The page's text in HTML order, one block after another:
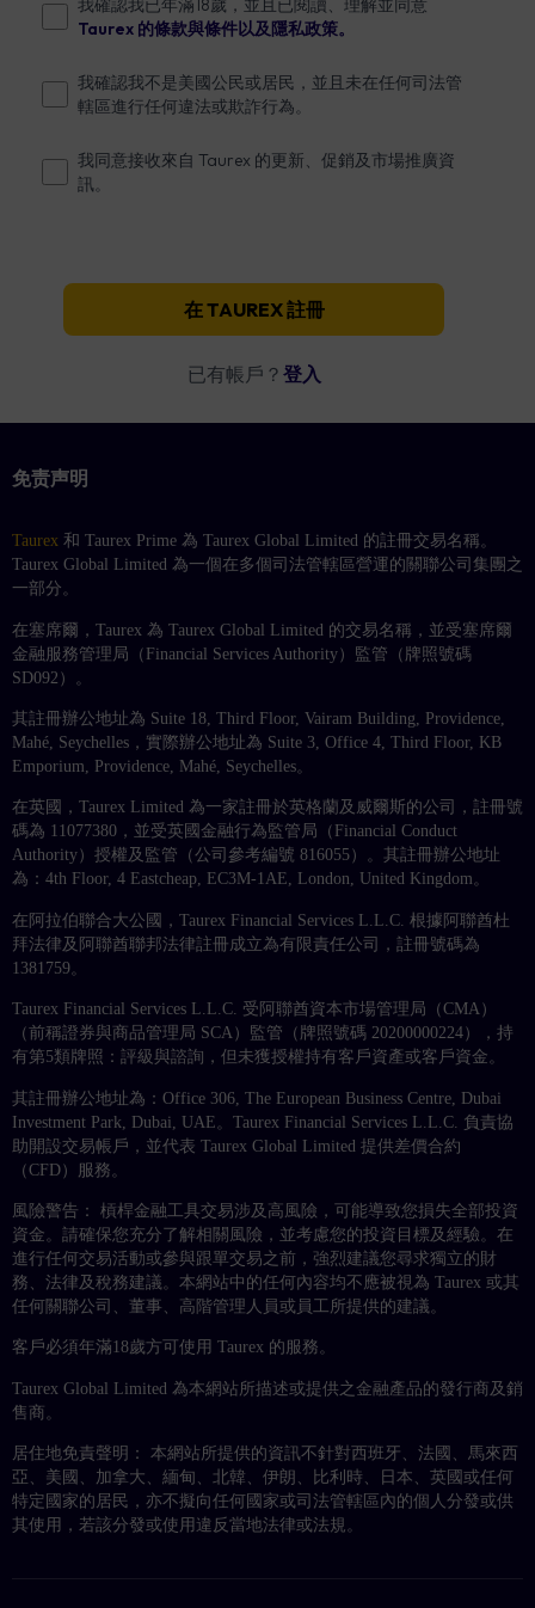
我確認我已年滿18歲，並且已閱讀、理解並同意
Taurex 的條款與條件以及隱私政策。
我確認我不是美國公民或居民，並且未在任何司法管
轄區進行任何違法或欺詐行為。
我同意接收來自 Taurex 的更新、促銷及市場推廣資
訊。
在 TAUREX 註冊
已有帳戶？ 登入
免责声明
Taurex 和 Taurex Prime 為 Taurex Global Limited 的註冊交易名稱。
Taurex Global Limited 為一個在多個司法管轄區營運的關聯公司集團之
一部分。
在塞席爾，Taurex 為 Taurex Global Limited 的交易名稱，並受塞席爾
金融服務管理局（Financial Services Authority）監管（牌照號碼
SD092）。
其註冊辦公地址為 Suite 18, Third Floor, Vairam Building, Providence,
Mahé, Seychelles，實際辦公地址為 Suite 3, Office 4, Third Floor, KB
Emporium, Providence, Mahé, Seychelles。
在英國，Taurex Limited 為一家註冊於英格蘭及威爾斯的公司，註冊號
碼為 11077380，並受英國金融行為監管局（Financial Conduct
Authority）授權及監管（公司參考編號 816055）。其註冊辦公地址
為：4th Floor, 4 Eastcheap, EC3M-1AE, London, United Kingdom。
在阿拉伯聯合大公國，Taurex Financial Services L.L.C. 根據阿聯酋杜
拜法律及阿聯酋聯邦法律註冊成立為有限責任公司，註冊號碼為
1381759。
Taurex Financial Services L.L.C. 受阿聯酋資本市場管理局（CMA）
（前稱證券與商品管理局 SCA）監管（牌照號碼 20200000224），持
有第5類牌照：評級與諮詢，但未獲授權持有客戶資產或客戶資金。
其註冊辦公地址為：Office 306, The European Business Centre, Dubai
Investment Park, Dubai, UAE。Taurex Financial Services L.L.C. 負責協
助開設交易帳戶，並代表 Taurex Global Limited 提供差價合約
（CFD）服務。
風險警告： 槓桿金融工具交易涉及高風險，可能導致您損失全部投資
資金。請確保您充分了解相關風險，並考慮您的投資目標及經驗。在
進行任何交易活動或參與跟單交易之前，強烈建議您尋求獨立的財
務、法律及稅務建議。本網站中的任何內容均不應被視為 Taurex 或其
任何關聯公司、董事、高階管理人員或員工所提供的建議。
客戶必須年滿18歲方可使用 Taurex 的服務。
Taurex Global Limited 為本網站所描述或提供之金融產品的發行商及銷
售商。
居住地免責聲明： 本網站所提供的資訊不針對西班牙、法國、馬來西
亞、美國、加拿大、緬甸、北韓、伊朗、比利時、日本、英國或任何
特定國家的居民，亦不擬向任何國家或司法管轄區內的個人分發或供
其使用，若該分發或使用違反當地法律或法規。